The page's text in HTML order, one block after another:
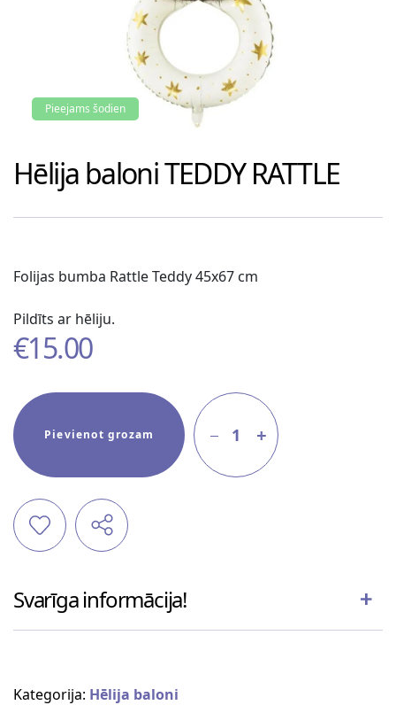
Pieejams šodien
Hēlija baloniTEDDY RATTLE
Folijas bumba Rattle Teddy 45x67 cm
Pildīts ar hēliju.
€15.00
Pievienot grozam 1
Svarīga informācija!
Kategorija: Hēlija baloni